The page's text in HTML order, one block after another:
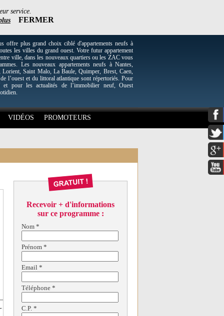
service.
FERMER
plus grand choix ciblé d'appartements neufs à
les villes du grand ouest. Votre futur appartement
ville, dans les nouveaux quartiers ou les ZAC vous
Les nouveaux appartements neufs à Nantes,
Lorient, Saint Malo, La Baule, Quimper, Brest, Caen,
l’ouest et du littoral atlantique sont répertoriés. Pour
et pour les actualités de l’immobilier neuf, Ouest
VIDÉOS PROMOTEURS
Recevoir + d'informations
sur ce programme :
Nom *
Prénom *
Email *
Téléphone *
C.P. *